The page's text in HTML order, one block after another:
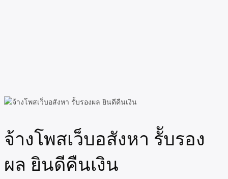
จ้างโพสเว็บอสังหา รัับรอง
ผล ยินดีคืนเงิน